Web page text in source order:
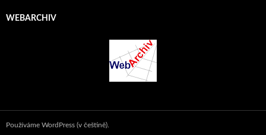
WEBARCHIV
Používáme WordPress (v češtině).